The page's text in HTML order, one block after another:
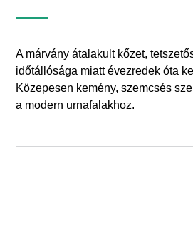
A márvány átalakult kőzet,
időtállósága miatt évezredek óta
Közepesen kemény, szemcsés
a modern urnafalakhoz.